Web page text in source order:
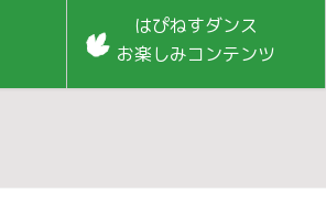
はぴねすダンス
お楽しみコンテンツ